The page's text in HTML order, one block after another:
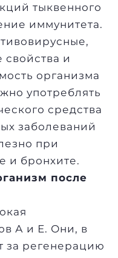
тыквенного
иммунитета.
и
организма
употреблять
средства
заболеваний
при
и бронхите.
после
А и Е. Они, в
за регенерацию